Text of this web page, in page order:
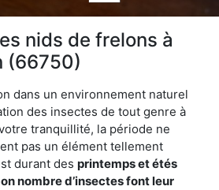
nids de frelons à
(66750)
dans un environnement naturel
des insectes de tout genre à
tranquillité, la période ne
pas un élément tellement
durant des printemps et étés
nombre d’insectes font leur